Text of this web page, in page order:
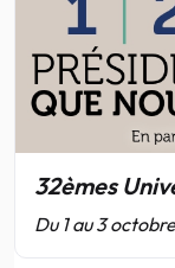
32èmes
Du 1 au 3